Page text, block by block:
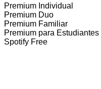
Premium Individual
Premium Duo
Premium Familiar
Premium para Estudiantes
Spotify Free